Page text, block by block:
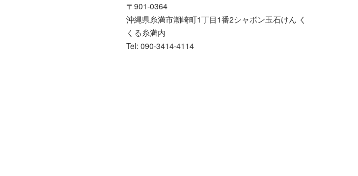
〒901-0364
沖縄県糸満市潮崎町1丁目1番2シャボン玉石けん く
くる糸満内
Tel: 090-3414-4114